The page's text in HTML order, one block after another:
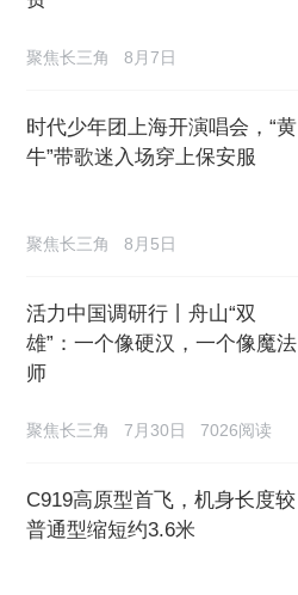
聚焦长三角 8月7日
时代少年团上海开演唱会，“黄
牛”带歌迷入场穿上保安服
聚焦长三角 8月5日
活力中国调研行丨舟山“双
雄”：一个像硬汉，一个像魔法
师
聚焦长三角 7月30日 7026阅读
C919高原型首飞，机身长度较
普通型缩短约3.6米